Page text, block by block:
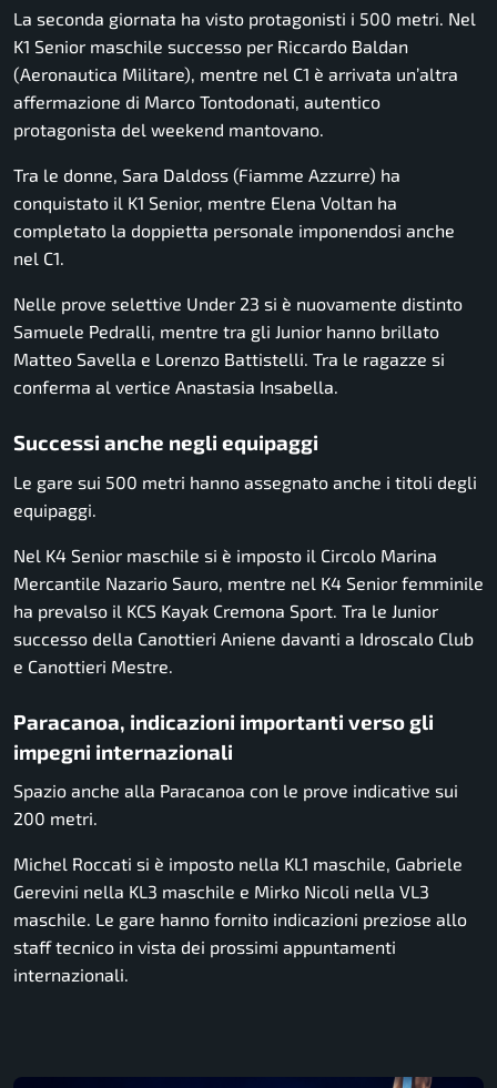
La seconda giornata ha visto protagonisti i 500 metri. Nel
K1 Senior maschile successo per Riccardo Baldan
(Aeronautica Militare), mentre nel C1 è arrivata un’altra
affermazione di Marco Tontodonati, autentico
protagonista del weekend mantovano.
Tra le donne, Sara Daldoss (Fiamme Azzurre) ha
conquistato il K1 Senior, mentre Elena Voltan ha
completato la doppietta personale imponendosi anche
nel C1.
Nelle prove selettive Under 23 si è nuovamente distinto
Samuele Pedralli, mentre tra gli Junior hanno brillato
Matteo Savella e Lorenzo Battistelli. Tra le ragazze si
conferma al vertice Anastasia Insabella.
Successi anche negli equipaggi
Le gare sui 500 metri hanno assegnato anche i titoli degli
equipaggi.
Nel K4 Senior maschile si è imposto il Circolo Marina
Mercantile Nazario Sauro, mentre nel K4 Senior femminile
ha prevalso il KCS Kayak Cremona Sport. Tra le Junior
successo della Canottieri Aniene davanti a Idroscalo Club
e Canottieri Mestre.
Paracanoa, indicazioni importanti verso gli
impegni internazionali
Spazio anche alla Paracanoa con le prove indicative sui
200 metri.
Michel Roccati si è imposto nella KL1 maschile, Gabriele
Gerevini nella KL3 maschile e Mirko Nicoli nella VL3
maschile. Le gare hanno fornito indicazioni preziose allo
staff tecnico in vista dei prossimi appuntamenti
internazionali.